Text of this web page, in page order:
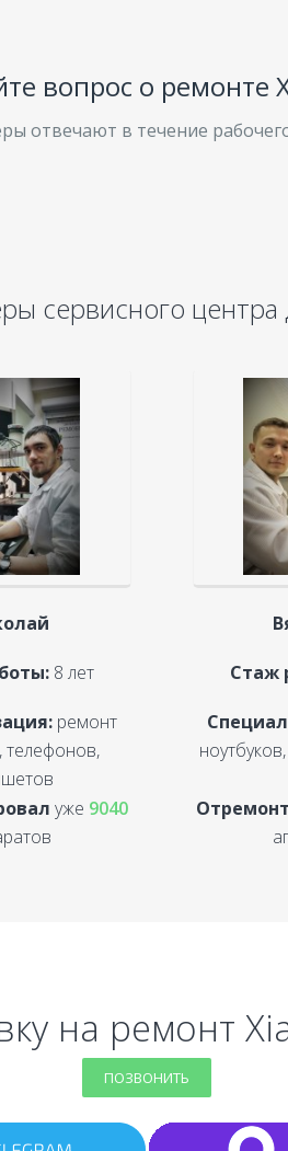
вопрос о ремонте
отвечают в течение
сервисного центра
8 лет
ремонт
телефонов,
уже 9040
Стаж
на ремонт
ПОЗВОНИТЬ